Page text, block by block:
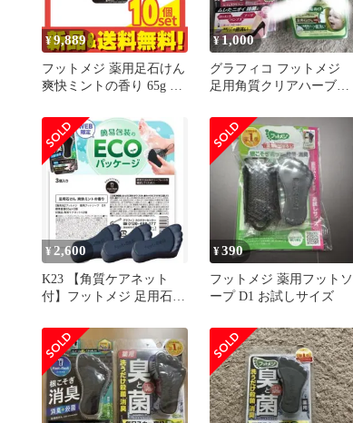
¥9,889
フットメジ 薬用足石けん
爽快ミントの香り 65g 10
¥1,000
グラフィコ フットメジ
足用角質クリアハーブ石
¥ 2,600
K23 【角質ケアネット
付】フットメジ 足用石け
¥390
フットメジ 薬用フットソ
ープ D1 お試しサイズ